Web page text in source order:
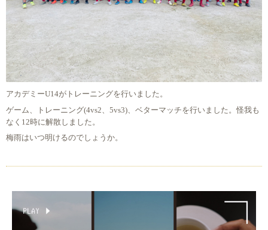
アカデミーU14がトレーニングを行いました。
ゲーム、トレーニング(4vs2、5vs3)、ベターマッチを行いました。怪我も
なく12時に解散しました。
梅雨はいつ明けるのでしょうか。